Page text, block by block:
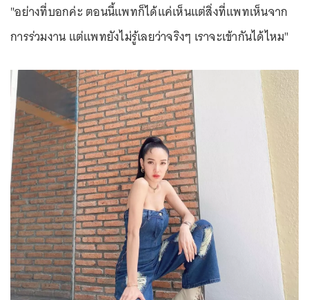
"อย่างที่บอกค่ะ ตอนนี้แพทก็ได้แค่เห็นแต่สิ่งที่แพทเห็นจาก
การร่วมงาน แต่แพทยังไม่รู้เลยว่าจริงๆ เราจะเข้ากันได้ไหม"